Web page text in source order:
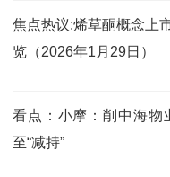
焦点热议:烯草酮概念上
览（2026年1月29日）
看点：小摩：削中海物
至“减持”